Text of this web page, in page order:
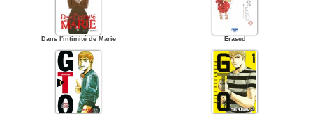
Dans l'intimité de Marie Erased